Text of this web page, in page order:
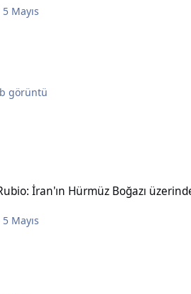
5 Mayıs
görüntü
İran'ın Hürmüz Boğazı
5 Mayıs